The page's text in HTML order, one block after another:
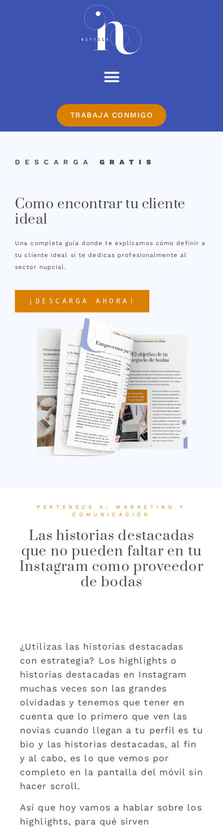
TRABAJA CONMIGO
DESCARGA GRATIS
Como encontrar tu cliente
ideal
Una completa guía donde te explicamos cómo definir a
tu cliente ideal si te dedicas profesionalmente al
sector nupcial.
¡DESCARGA AHORA!
PERTENECE A: MARKETING Y
COMUNICACIÓN
Las historias destacadas
que no pueden faltar en tu
Instagram como proveedor
de bodas
¿Utilizas las historias destacadas
con estrategia? Los highlights o
historias destacadas en Instagram
muchas veces son las grandes
olvidadas y tenemos que tener en
cuenta que lo primero que ven las
novias cuando llegan a tu perfil es tu
bio y las historias destacadas, al fin
y al cabo, es lo que vemos por
completo en la pantalla del móvil sin
hacer scroll.
Así que hoy vamos a hablar sobre los
highlights, para qué sirven